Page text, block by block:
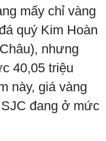
mấy chỉ vàng
quý Kim Hoàn
nhưng
40,05 triệu
này, giá vàng
đang ở mức